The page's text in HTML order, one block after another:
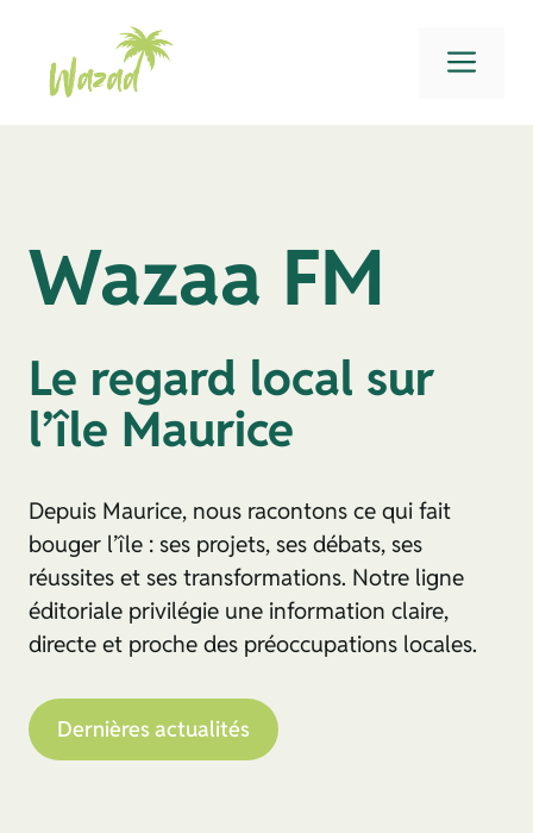
contenu
Wazaa FM
Le regard local sur
l’île Maurice
Depuis Maurice, nous racontons ce qui fait
bouger l’île : ses projets, ses débats, ses
réussites et ses transformations. Notre ligne
éditoriale privilégie une information claire,
directe et proche des préoccupations locales.
Dernières actualités